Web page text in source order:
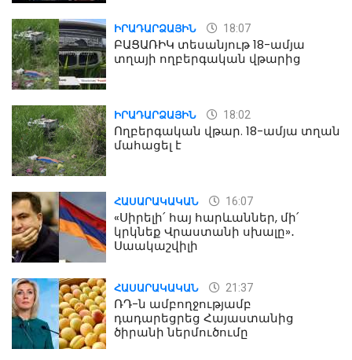
ԻՐԱԴԱՐՁԱՅԻՆ 18:07
ԲԱՑԱՌԻԿ տեսանյութ 18-ամյա
տղայի ողբերգական վթարից
ԻՐԱԴԱՐՁԱՅԻՆ 18:02
Ողբերգական վթար. 18-ամյա տղան
մահացել է
ՀԱՍԱՐԱԿԱԿԱՆ 16:07
«Սիրելի՛ հայ հարևաններ, մի՛
կրկնեք Վրաստանի սխալը»․
Սաակաշվիլի
ՀԱՍԱՐԱԿԱԿԱՆ 21:37
ՌԴ-ն ամբողջությամբ
դադարեցրեց Հայաստանից
ծիրանի ներմուծումը